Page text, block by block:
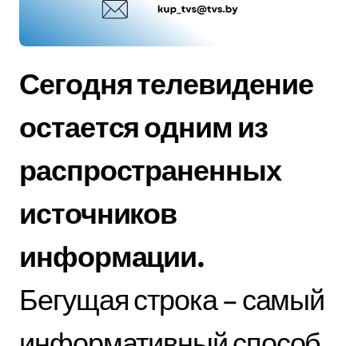
Сегодня телевидение
остается одним из
распространенных
источников
информации.
Бегущая строка – самый